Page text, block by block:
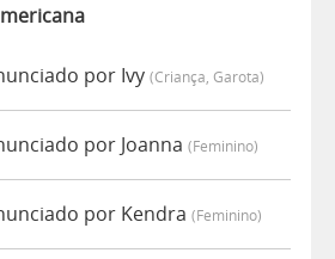
por Ivy (criança, Garota)
por Joanna (feminino)
por Kendra (feminino)